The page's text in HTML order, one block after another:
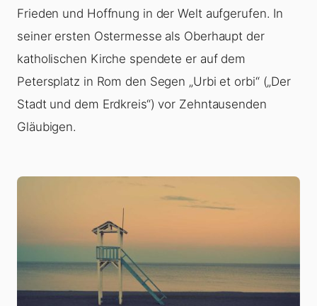
Frieden und Hoffnung in der Welt aufgerufen. In
seiner ersten Ostermesse als Oberhaupt der
katholischen Kirche spendete er auf dem
Petersplatz in Rom den Segen „Urbi et orbi“ („Der
Stadt und dem Erdkreis“) vor Zehntausenden
Gläubigen.